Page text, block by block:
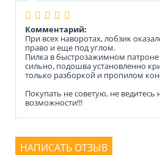
Комментарий:
При всех наворотах, лобзик
право и еще под углом.
Пилка в быстрозажимном патроне
сильно, подошва установленно
только разборкой и пропилом
Покупать не советую, не ведитесь
возможности!!!
НАПИСАТЬ ОТЗЫВ